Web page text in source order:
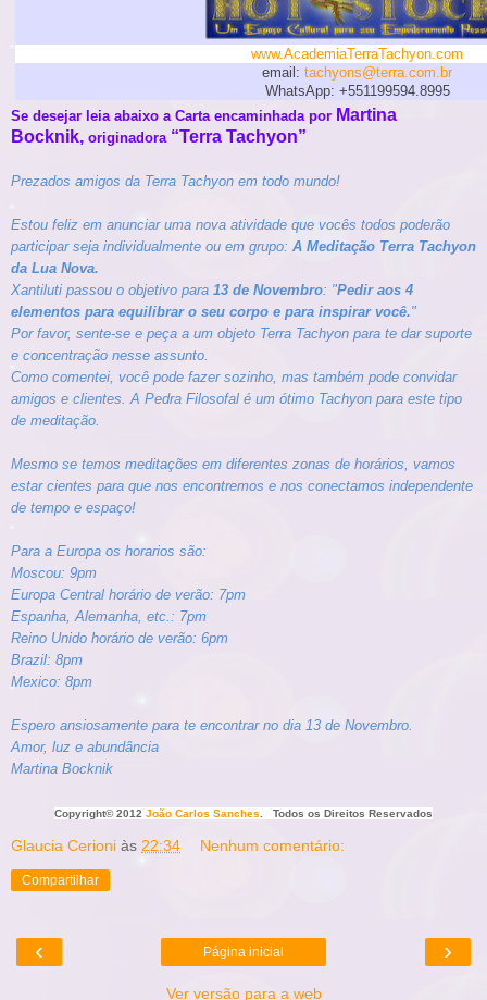
www.AcademiaTerraTachyon.com
email: tachyons@terra.com.br
WhatsApp: +551199594.8995
Se desejar leia abaixo a Carta encaminhada por Martina
Bocknik, originadora “Terra Tachyon”
Prezados amigos da Terra Tachyon em todo mundo!
Estou feliz em anunciar uma nova atividade que vocês todos poderão
participar seja individualmente ou em grupo: A Meditação Terra Tachyon
da Lua Nova.
Xantiluti passou o objetivo para 13 de Novembro: "Pedir aos 4
elementos para equilibrar o seu corpo e para inspirar você."
Por favor, sente-se e peça a um objeto Terra Tachyon para te dar suporte
e concentração nesse assunto.
Como comentei, você pode fazer sozinho, mas também pode convidar
amigos e clientes. A Pedra Filosofal é um ótimo Tachyon para este tipo
de meditação.
Mesmo se temos meditações em diferentes zonas de horários, vamos
estar cientes para que nos encontremos e nos conectamos independente
de tempo e espaço!
Para a Europa os horarios são:
Moscou: 9pm
Europa Central horário de verão: 7pm
Espanha, Alemanha, etc.: 7pm
Reino Unido horário de verão: 6pm
Brazil: 8pm
Mexico: 8pm
Espero ansiosamente para te encontrar no dia 13 de Novembro.
Amor, luz e abundância
Martina Bocknik
Copyright© 2012 João Carlos Sanches . Todos os Direitos Reservados
Glaucia Cerioni às 22:34 Nenhum comentário:
Compartilhar
‹ ›
Página inicial
Ver versão para a web